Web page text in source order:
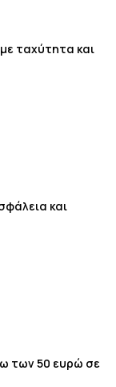
ταχύτητα και
και
των 50 ευρώ σε